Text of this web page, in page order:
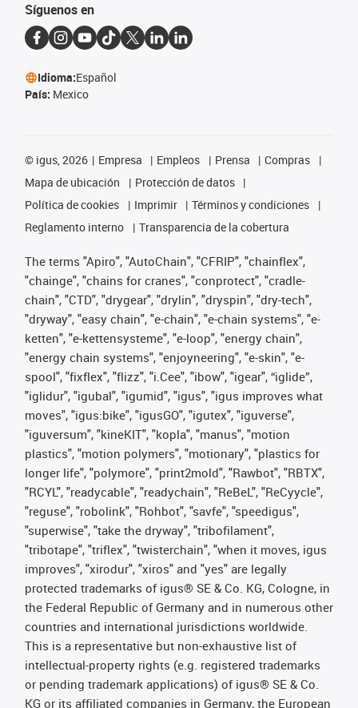
Síguenos en
Idioma:Español
País: Mexico
© igus, 2026 Empresa Empleos Prensa
Compras
Mapa de ubicación
Protección de datos
Política de cookies
Imprimir
Términos y condiciones
Reglamento interno
Transparencia de la cobertura
The terms "Apiro", "AutoChain", "CFRIP", "chainflex",
"chainge", "chains for cranes", "conprotect", "cradle-
chain", "CTD", "drygear", "drylin", "dryspin", "dry-tech",
"dryway", "easy chain", "e-chain", "e-chain systems", "e-
ketten", "e-kettensysteme", "e-loop", "energy chain",
"energy chain systems", "enjoyneering", "e-skin", "e-
spool", "fixflex", "flizz", "i.Cee", "ibow", "igear", “iglide”,
"iglidur", "igubal", "igumid", "igus", "igus improves what
moves", "igus:bike", "igusGO", "igutex", "iguverse",
"iguversum", "kineKIT", "kopla", "manus", "motion
plastics", "motion polymers", "motionary", "plastics for
longer life", "polymore", "print2mold", "Rawbot", "RBTX",
"RCYL", "readycable", "readychain", "ReBeL", "ReCyycle",
"reguse", "robolink", "Rohbot", "savfe", "speedigus",
"superwise", "take the dryway", "tribofilament",
"tribotape", "triflex", "twisterchain", "when it moves, igus
improves", "xirodur", "xiros" and "yes" are legally
protected trademarks of igus® SE & Co. KG, Cologne, in
the Federal Republic of Germany and in numerous other
countries and international jurisdictions worldwide.
This is a representative but non-exhaustive list of
intellectual-property rights (e.g. registered trademarks
or pending trademark applications) of igus® SE & Co.
KG or its affiliated companies in Germany, the European